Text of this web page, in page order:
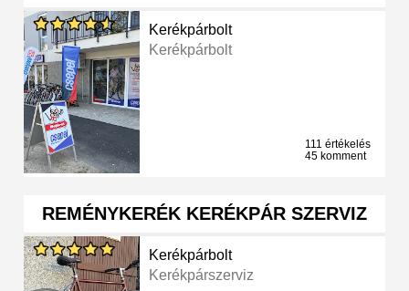
Kerékpárbolt
Kerékpárbolt
111 értékelés
45 komment
REMÉNYKERÉK KERÉKPÁR SZERVIZ
Kerékpárbolt
Kerékpárszerviz